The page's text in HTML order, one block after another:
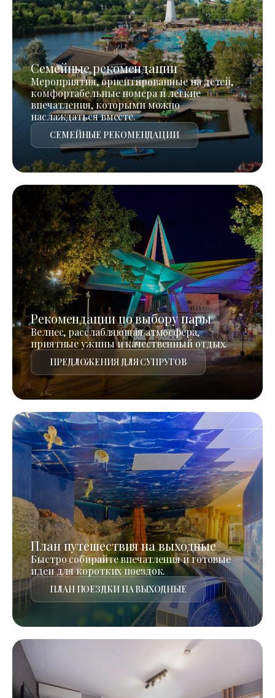
Семейные рекомендации
Мероприятия, ориентированные на детей,
комфортабельные номера и легкие
впечатления, которыми можно
наслаждаться вместе.
СЕМЕЙНЫЕ РЕКОМЕНДАЦИИ
Рекомендации по выбору пары
Велнес, расслабляющая атмосфера,
приятные ужины и качественный отдых.
ПРЕДЛОЖЕНИЯ ДЛЯ СУПРУГОВ
План путешествия на выходные
Быстро собирайте впечатления и готовые
идеи для коротких поездок.
ПЛАН ПОЕЗДКИ НА ВЫХОДНЫЕ